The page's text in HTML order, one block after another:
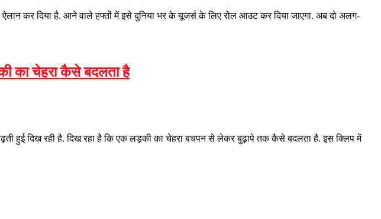
कर दिया है. आने वाले हफ्तों में इसे दुनिया भर के यूजर्स के लिए रोल आउट कर दिया जाएगा. अब दो अलग-
का चेहरा कैसे बदलता है
हुई दिख रही है. दिख रहा है कि एक लड़की का चेहरा बचपन से लेकर बुढ़ापे तक कैसे बदलता है. इस क्लिप में